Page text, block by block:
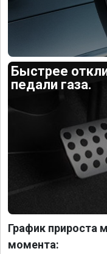
Быстрее
педали газа.
График прироста
момента: